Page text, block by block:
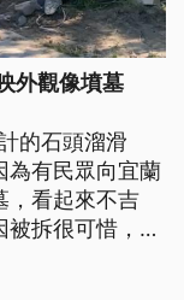
外觀像墳墓
的石頭溜滑
為有民眾向宜蘭
，看起來不吉
拆很可惜，而
裝飾來解決，